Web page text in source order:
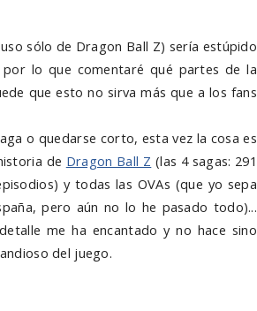
sólo de Dragon Ball Z) sería estúpido
lo que comentaré qué partes de la
que esto no sirva más que a los fans
o quedarse corto, esta vez la cosa es
de Dragon Ball Z (las 4 sagas: 291
y todas las OVAs (que yo sepa
pero aún no lo he pasado todo)...
me ha encantado y no hace sino
del juego.